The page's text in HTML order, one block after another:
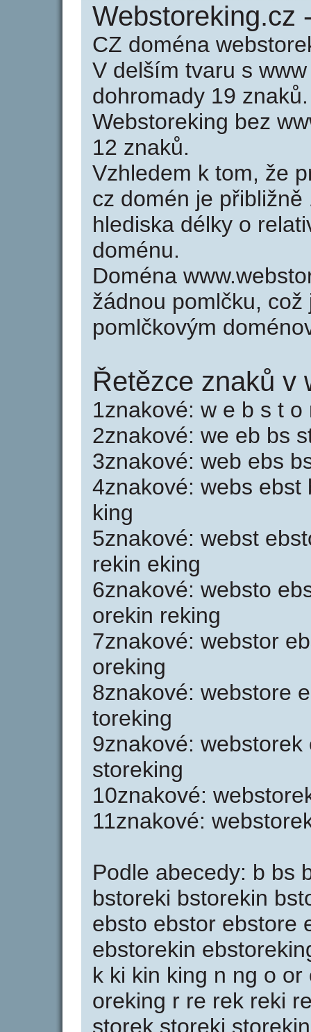
Webstoreking.cz
CZ doména
V delším tvaru s
dohromady 19
Webstoreking bez
12 znaků.
Vzhledem k tom, že
cz domén je
hlediska délky o
doménu.
Doména
žádnou pomlčku,
pomlčkovým
Řetězce znaků v
1znakové: w e b s t o
2znakové: we eb bs
3znakové: web ebs
4znakové: webs
king
5znakové: webst
rekin eking
6znakové: websto
orekin reking
7znakové: webstor
oreking
8znakové: webstore
toreking
9znakové:
storeking
10znakové:
11znakové:
Podle abecedy: b bs
bstoreki bstorekin
ebsto ebstor ebstore
ebstorekin
k ki kin king n ng o
oreking r re rek reki
storek storeki